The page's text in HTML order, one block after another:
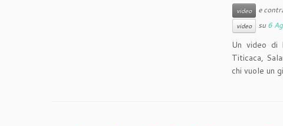
video
e
video
su6
Un video di
Titicaca,
chi vuole un